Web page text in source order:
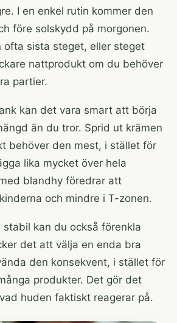
I en enkel rutin kommer den
före solskydd på morgonen.
ofta sista steget, eller steget
nattprodukt om du behöver
partier.
kan det vara smart att börja
än du tror. Sprid ut krämen
behöver den mest, i stället för
lika mycket över hela
blandhy föredrar att
och mindre i T-zonen.
stabil kan du också förenkla
det att välja en enda bra
den konsekvent, i stället för
produkter. Det gör det
huden faktiskt reagerar på.